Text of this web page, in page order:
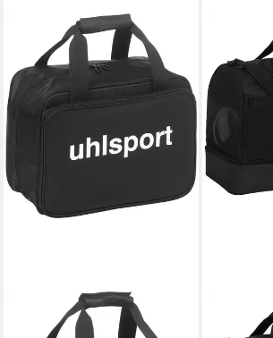
UHLSPORT
Tragetasche Medical Bag